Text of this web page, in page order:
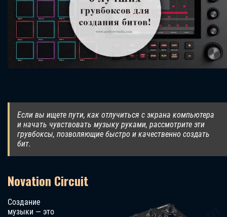
Если вы ищете пути, как отлучиться с экрана компьютера
и начать чувствовать музыку руками, рассмотрите эти
грувбоксы, позволяющие быстро и качественно создать
бит.
Novation Circuit
Создание
музыки — это